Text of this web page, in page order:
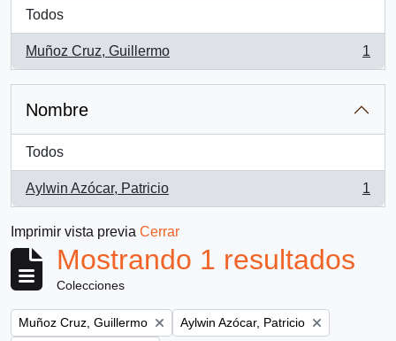
Todos
Muñoz Cruz, Guillermo
, 1 resultados
1
Nombre
Todos
Aylwin Azócar, Patricio
, 1 resultados
1
Imprimir vista previa Cerrar
Mostrando 1 resultados
Colecciones
Remove filter:
Muñoz Cruz, Guillermo Remove filter:
Aylwin Azócar, Patricio